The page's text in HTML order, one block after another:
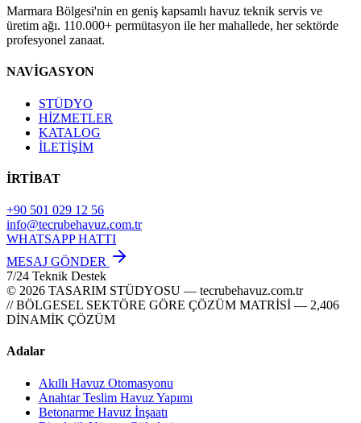
Marmara Bölgesi'nin en geniş kapsamlı havuz teknik servis ve
üretim ağı. 110.000+ permütasyon ile her mahallede, her sektörde
profesyonel zanaat.
NAVİGASYON
STÜDYO
HİZMETLER
KATALOG
İLETİŞİM
İRTİBAT
+90 501 029 12 56
info@tecrubehavuz.com.tr
WHATSAPP HATTI
MESAJ GÖNDER
7/24 Teknik Destek
© 2026 TASARIM STÜDYOSU — tecrubehavuz.com.tr
// BÖLGESEL SEKTÖRE GÖRE ÇÖZÜM MATRİSİ — 2,406
DİNAMİK ÇÖZÜM
Adalar
Akıllı Havuz Otomasyonu
Anahtar Teslim Havuz Yapımı
Betonarme Havuz İnşaatı